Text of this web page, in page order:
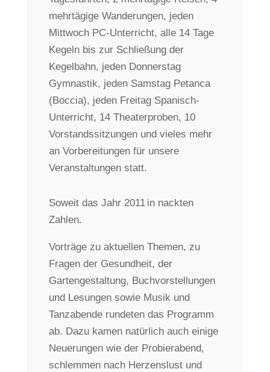
mehrtägige Wanderungen, jeden
Mittwoch PC-Unterricht, alle 14 Tage
Kegeln bis zur Schließung der
Kegelbahn, jeden Donnerstag
Gymnastik, jeden Samstag Petanca
(Boccia), jeden Freitag Spanisch-
Unterricht, 14 Theaterproben, 10
Vorstandssitzungen und vieles mehr
an Vorbereitungen für unsere
Veranstaltungen statt.
Soweit das Jahr 2011 in nackten
Zahlen.
Vorträge zu aktuellen Themen, zu
Fragen der Gesundheit, der
Gartengestaltung, Buchvorstellungen
und Lesungen sowie Musik und
Tanzabende rundeten das Programm
ab. Dazu kamen natürlich auch einige
Neuerungen wie der Probierabend,
schlemmen nach Herzenslust und